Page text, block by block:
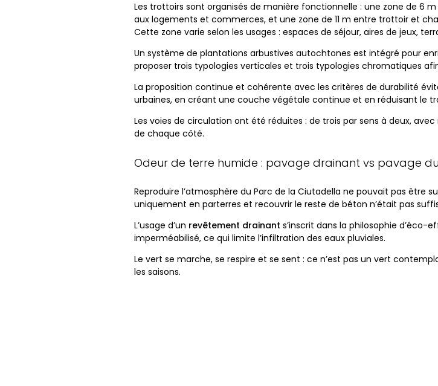
Les trottoirs sont organisés de manière fonctionnelle : une zone de 6
aux logements et commerces, et une zone de 11 m entre trottoir et
Cette zone varie selon les usages : espaces de séjour, aires de jeux,
Un système de plantations arbustives autochtones est intégré pour
proposer trois typologies verticales et trois typologies chromatiques
La proposition continue et cohérente avec les critères de durabilité
urbaines, en créant une couche végétale continue et en réduisant le
Les voies de circulation ont été réduites : de trois par sens à deux,
de chaque côté.
Odeur de terre humide : pavage drainant vs pavage
Reproduire l’atmosphère du Parc de la Ciutadella ne pouvait pas être
uniquement en parterres et recouvrir le reste de béton n’était pas
L’usage d’un revêtement drainant s’inscrit dans la philosophie d’éco-
imperméabilisé, ce qui limite l’infiltration des eaux pluviales.
Le vert se marche, se respire et se sent : ce n’est pas un vert
les saisons.